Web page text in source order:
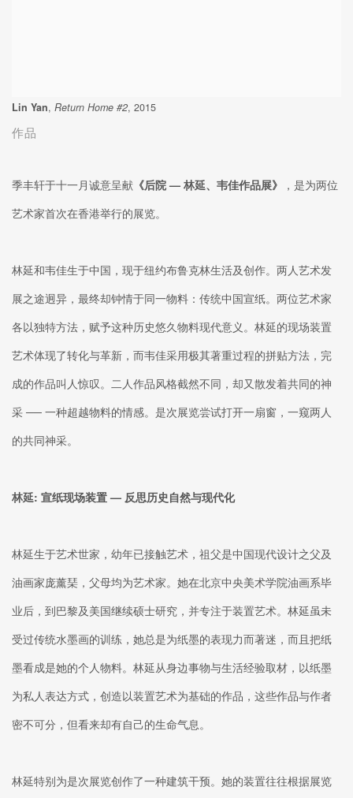
Lin Yan, Return Home #2, 2015
作品
季丰轩于十一月诚意呈献 《后院 — 林延、韦佳作品展》
，是为两位
艺术家首次在香港举行的展览。
林延和韦佳生于中国，现于纽约布鲁克林生活及创作。两人艺术发
展之途迥异，最终却钟情于同一物料：传统中国宣纸。两位艺术家
各以独特方法，赋予这种历史悠久物料现代意义。林延的现场装置
艺术体现了转化与革新，而韦佳采用极其著重过程的拼贴方法，完
成的作品叫人惊叹。二人作品风格截然不同，却又散发着共同的神
采 ── 一种超越物料的情感。是次展览尝试打开一扇窗，一窥两人
的共同神采。
林延: 宣纸现场装置 — 反思历史自然与现代化
林延生于艺术世家，幼年已接触艺术，祖父是中国现代设计之父及
油画家庞薰琹，父母均为艺术家。她在北京中央美术学院油画系毕
业后，到巴黎及美国继续硕士研究，并专注于装置艺术。林延虽未
受过传统水墨画的训练，她总是为纸墨的表现力而著迷，而且把纸
墨看成是她的个人物料。林延从身边事物与生活经验取材，以纸墨
为私人表达方式，创造以装置艺术为基础的作品，这些作品与作者
密不可分，但看来却有自己的生命气息。
林延特别为是次展览创作了一种建筑干预。她的装置往往根据展览